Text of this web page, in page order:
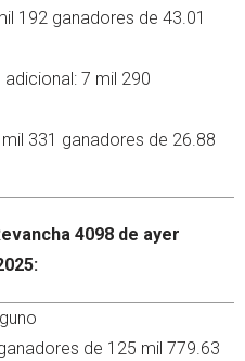
192 ganadores de 43.01
7 mil 290
331 ganadores de 26.88
4098 de ayer
de 125 mil 779.63